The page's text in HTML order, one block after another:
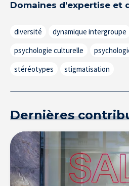
Domaines d'expertise et
diversité dynamique intergroupe
psychologie culturelle
stéréotypes
stigmatisation
Dernières